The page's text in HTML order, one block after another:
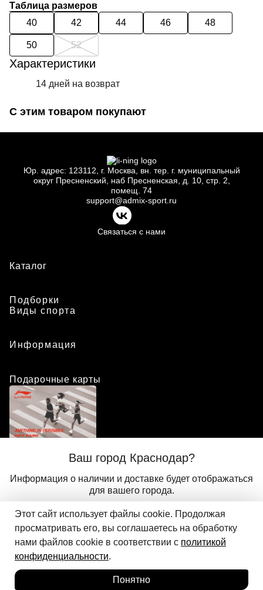
Ваш город Краснодар?
Информация о наличии и доставке будет отображаться
для вашего города.
Корзина
Таблица размеров
40
42 44 46 48
50 52
Добавить в корзину
Характеристики
14 дней на возврат
С этим товаром покупают
Юр. адрес: 123112, г. Москва, вн. тер. г. муниципальный
округ Пресненский, наб Пресненская, д.
10, стр. 2,
помещ. 74
support@admix-sport.ru
Связаться с нами
Каталог
Подборки
Виды спорта
Информация
Подарочные карты
Положение о программе лояльности
© 2024 ООО «АДМИКС СПОРТ», официальный дистрибьютор
Li-Ning в России
Этот сайт использует файлы cookie. Продолжая
просматривать его, вы соглашаетесь на обработку
нами файлов cookie в соответствии с политикой
конфиденциальности.
Понятно